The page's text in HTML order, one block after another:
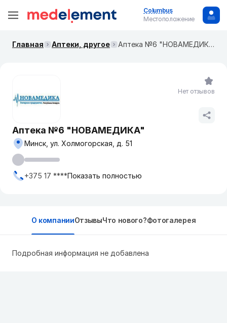
Columbus
Местоположение
Главная Аптеки, другое Аптека №6 "НОВАМЕДИКА"
Аптека №6 "НОВАМЕДИКА"
Минск, ул. Холмогорская, д. 51
+375 17 ****Показать полностью
Нет отзывов
О компанииОтзывыЧто нового?Фотогалерея
Подробная информация не добавлена